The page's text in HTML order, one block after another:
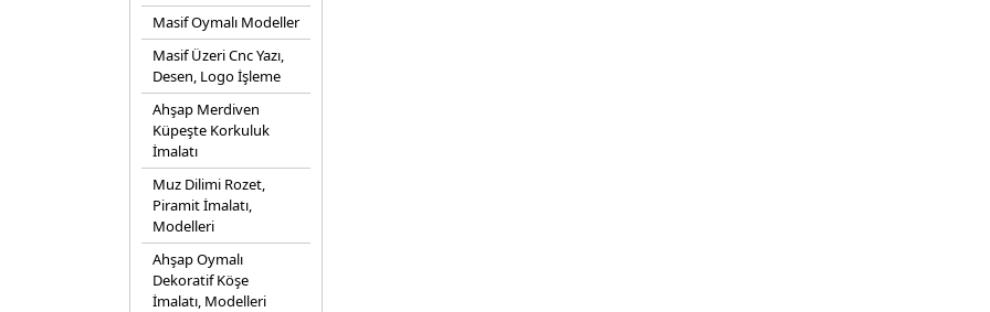
Masif Oymalı Modeller
Masif Üzeri Cnc Yazı,
Desen, Logo İşleme
Ahşap Merdiven
Küpeşte Korkuluk
İmalatı
Muz Dilimi Rozet,
Piramit İmalatı,
Modelleri
Ahşap Oymalı
Dekoratif Köşe
İmalatı, Modelleri